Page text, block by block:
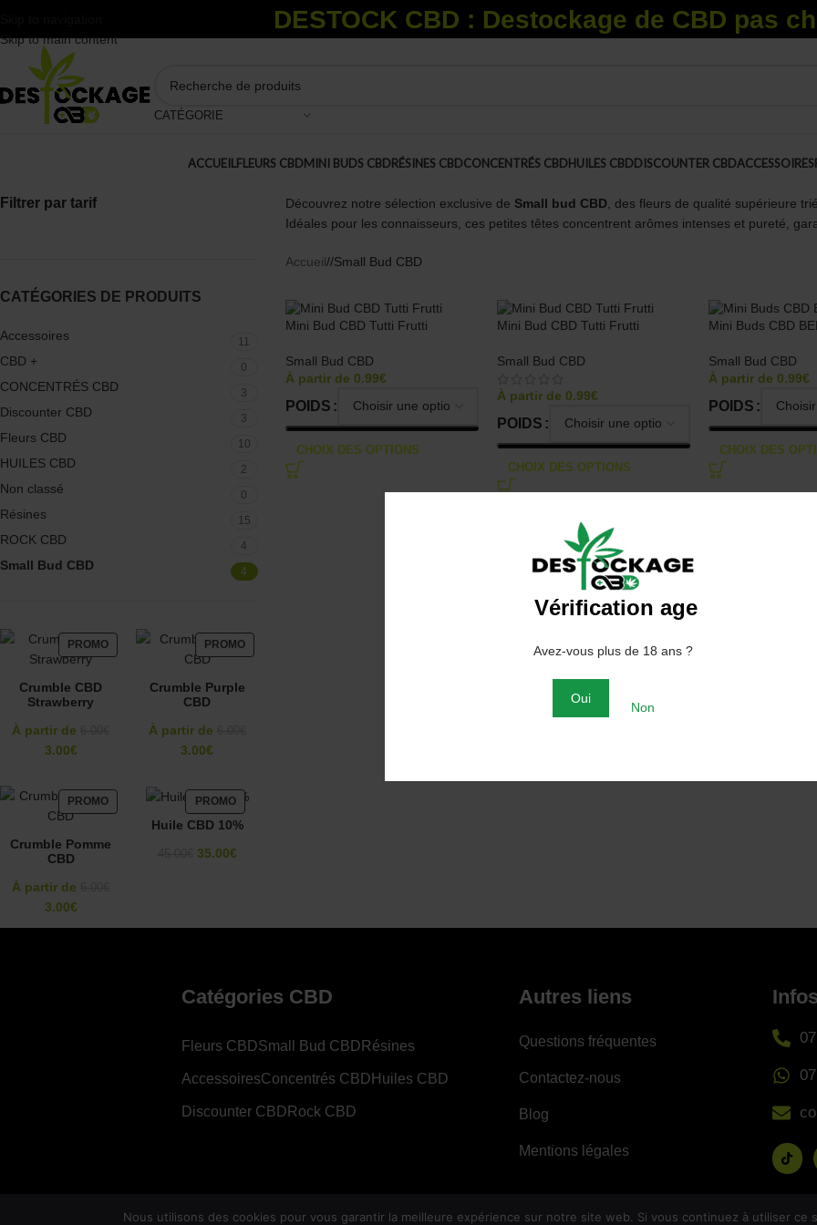
Skip to main content
DESTOCK CBD : Destockage de CBD pas
CATÉGORIE
ACCUEILFLEURS CBDMINI BUDS CBDRÉSINES CBDCONCENTRÉS CBDHUILES CBDDISCOUNTER CBDACCESSOIRES
Filtrer par tarif
CATÉGORIES DE PRODUITS
Accessoires 11
CBD + 0
CONCENTRÉS CBD 3
Discounter CBD 3
Fleurs CBD 10
HUILES CBD 2
Non classé 0
Résines 15
ROCK CBD 4
Small Bud CBD 4
PROMO
Crumble CBD
Strawberry
À partir de
3.00€
PROMO
Crumble Purple
CBD
À partir de
3.00€
PROMO
Crumble Pomme
CBD
À partir de
3.00€
PROMO
Huile CBD 10%
35.00€
Découvrez notre sélection exclusive de Small bud CBD, des fleurs de qualité supérieure
Idéales pour les connaisseurs, ces petites têtes concentrent arômes intenses et pureté,
Accueil/ Small Bud CBD
Mini Bud CBD Tutti Frutti
Small Bud CBD
À partir de 0.99€
POIDS
CHOIX DES OPTIONS
Mini Bud CBD Tutti Frutti
Small Bud CBD
À partir de0.99€
POIDS
CHOIX DES OPTIONS
Mini Buds CBD
Small Bud CBD
À partir de0.99€
POIDS
CHOIX DES
Catégories CBD
Fleurs CBDSmall Bud CBD Résines
AccessoiresConcentrés CBD Huiles CBD
Discounter CBD Rock CBD
Autres liens
Questions fréquentes
Contactez-nous
Blog
Mentions légales
Vérification age
Avez-vous plus de 18 ans ?
Oui
Non
Nous utilisons des cookies pour vous garantir la meilleure expérience sur notre site web. Si vous continuez à utiliser ce